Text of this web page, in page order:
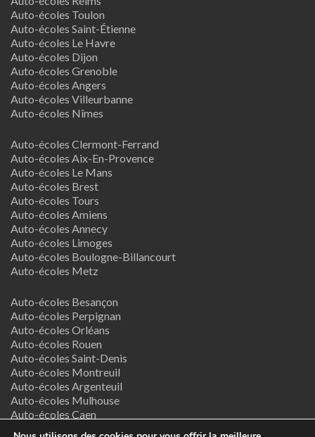
Auto-écoles Toulon
Auto-écoles Saint-Étienne
Auto-écoles Le Havre
Auto-écoles Dijon
Auto-écoles Grenoble
Auto-écoles Angers
Auto-écoles Villeurbanne
Auto-écoles Nîmes
Auto-écoles Clermont-Ferrand
Auto-écoles Aix-En-Provence
Auto-écoles Le Mans
Auto-écoles Brest
Auto-écoles Tours
Auto-écoles Amiens
Auto-écoles Annecy
Auto-écoles Limoges
Auto-écoles Boulogne-Billancourt
Auto-écoles Metz
Auto-écoles Besançon
Auto-écoles Perpignan
Auto-écoles Orléans
Auto-écoles Rouen
Auto-écoles Saint-Denis
Auto-écoles Montreuil
Auto-écoles Argenteuil
Auto-écoles Mulhouse
Auto-écoles Caen